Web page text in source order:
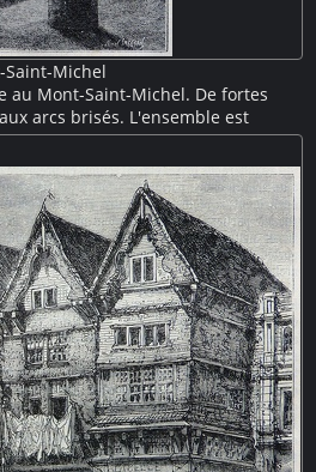
Michel
au Mont-Saint-Michel. De fortes
arcs brisés. L'ensemble est
Un escalier arrive du niveau
Saint-Michel est inscrit au